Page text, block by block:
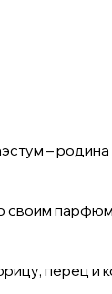
– родина
своим
перец и